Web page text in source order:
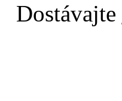
Dostávajte